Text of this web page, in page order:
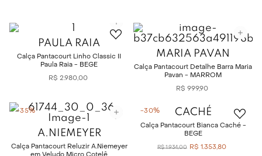
PAULA RAIA
Calça Pantacourt Linho Classic II
Paula Raia - BEGE
R$ 2.980,00
MARIA PAVAN
Calça Pantacourt Detalhe Barra Maria
Pavan - MARROM
R$ 999,90
-35%
A.NIEMEYER
Calça Pantacourt Reluzir A.Niemeyer
-30% CACHÉ
Calça Pantacourt Bianca Caché -
BEGE
R$ 1.934,00 R$ 1.353,80